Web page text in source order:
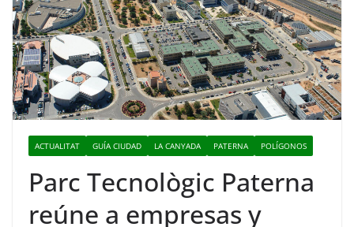
ACTUALITAT GUÍA CIUDAD LA CANYADA PATERNA POLÍGONOS
Parc Tecnològic Paterna
reúne a empresas y